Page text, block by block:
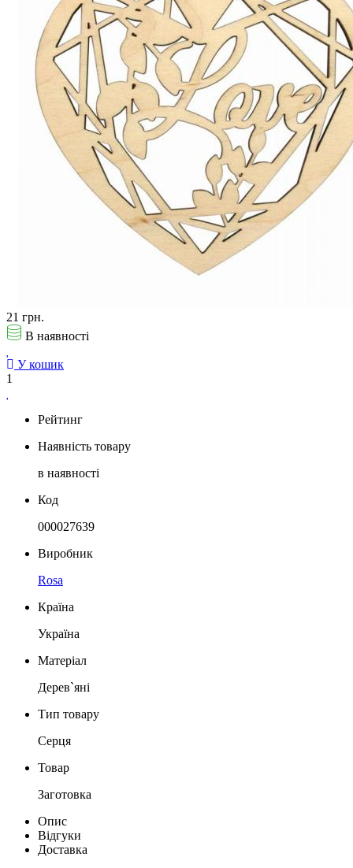
21 грн.
В наявності
У кошик
1
Рейтинг
Наявність товару
в наявності
Код
000027639
Виробник
Rosa
Країна
Україна
Матеріал
Дерев`яні
Тип товару
Серця
Товар
Заготовка
Опис
Відгуки
Доставка